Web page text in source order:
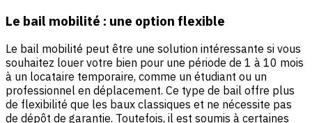
Le bail mobilité : une option flexible
Le bail mobilité peut être une solution intéressante si vous
souhaitez louer votre bien pour une période de 1 à 10 mois
à un locataire temporaire, comme un étudiant ou un
professionnel en déplacement. Ce type de bail offre plus
de flexibilité que les baux classiques et ne nécessite pas
de dépôt de garantie. Toutefois, il est soumis à certaines